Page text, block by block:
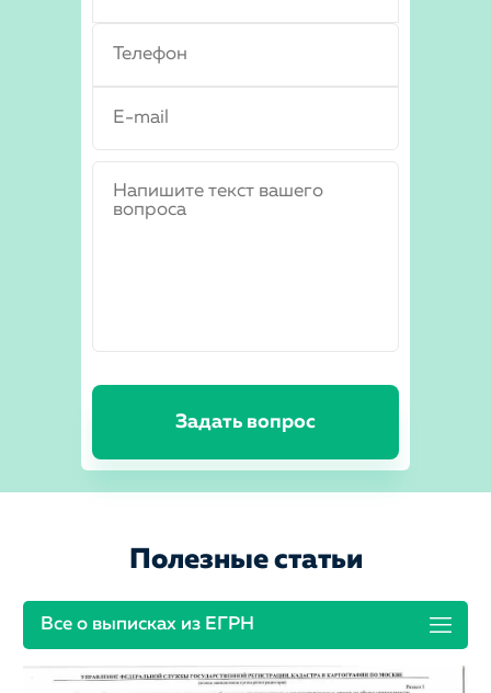
Задать вопрос
Полезные статьи
Все о выписках из ЕГРН